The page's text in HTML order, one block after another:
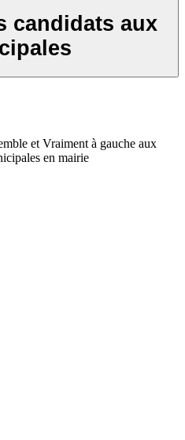
candidats aux
et Vraiment à gauche aux
en mairie